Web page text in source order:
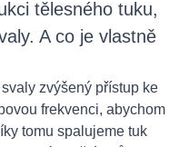
tělesného tuku,
A co je vlastně
zvýšený přístup ke
frekvenci, abychom
tomu spalujeme tuk